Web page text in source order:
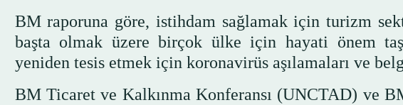
BM raporuna göre, istihdam sağlamak için turizm
başta olmak üzere birçok ülke için hayati önem
yeniden tesis etmek için koronavirüs aşılamaları ve
BM Ticaret ve Kalkınma Konferansı (UNCTAD) ve